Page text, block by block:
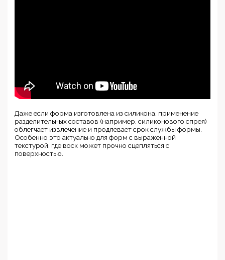
Даже если форма изготовлена из силикона, применение
разделительных составов (например, силиконового спрея)
облегчает извлечение и продлевает срок службы формы.
Особенно это актуально для форм с выраженной
текстурой, где воск может прочно сцепляться с
поверхностью.